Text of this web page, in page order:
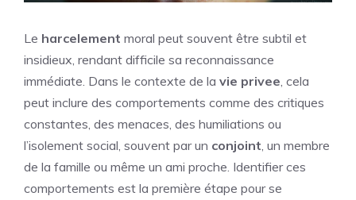
Le harcelement moral peut souvent être subtil et
insidieux, rendant difficile sa reconnaissance
immédiate. Dans le contexte de la vie privee , cela
peut inclure des comportements comme des critiques
constantes, des menaces, des humiliations ou
l’isolement social, souvent par un conjoint , un membre
de la famille ou même un ami proche. Identifier ces
comportements est la première étape pour se